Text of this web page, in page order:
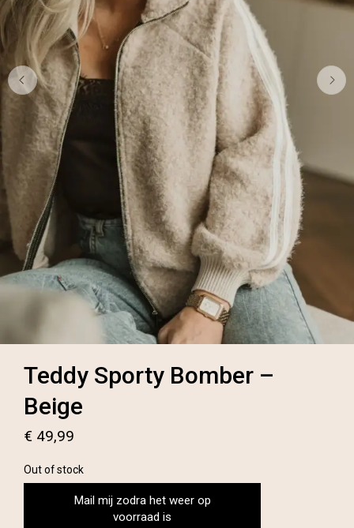
Teddy Sporty Bomber –
Beige
€ 49,99
Out of stock
Mail mij zodra het weer op
voorraad is